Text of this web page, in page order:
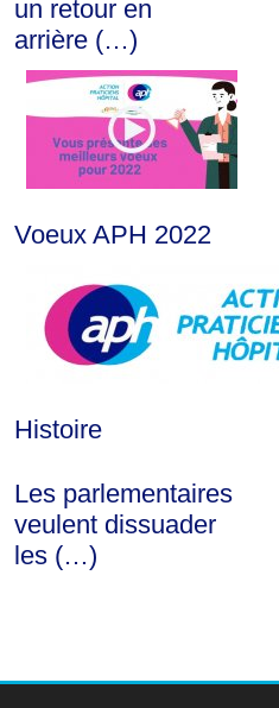
un retour en
arrière (…)
Voeux APH 2022
Histoire
Les parlementaires
veulent dissuader
les (…)